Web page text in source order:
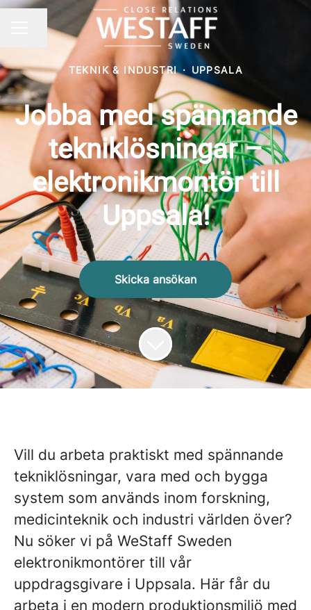
KARRIÄRMENY
Dela sidan
TEKNIK & INDUSTRI · UPPSALA
Jobba med spännande
tekniklösningar –
elektronikmontör till
Uppsala!
Skicka ansökan
Vill du arbeta praktiskt med spännande
tekniklösningar, vara med och bygga
system som används inom forskning,
medicinteknik och industri världen över?
Nu söker vi på WeStaff Sweden
elektronikmontörer till vår
uppdragsgivare i Uppsala. Här får du
arbeta i en modern produktionsmiljö med